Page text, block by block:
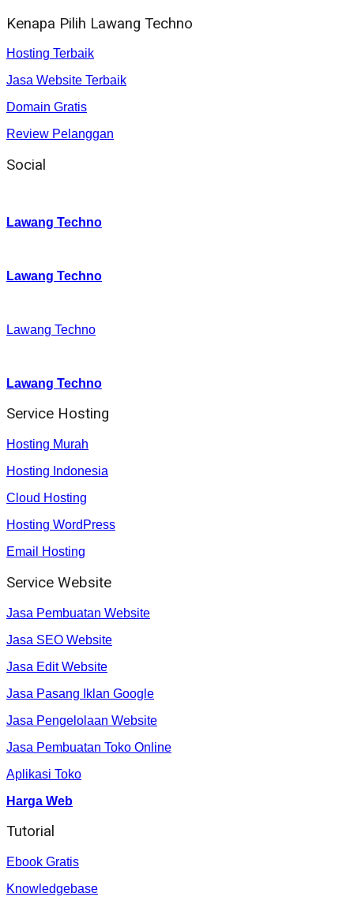
Kenapa Pilih Lawang Techno
Hosting Terbaik
Jasa Website Terbaik
Domain Gratis
Review Pelanggan
Social
Lawang Techno
Lawang Techno
Lawang Techno
Lawang Techno
Service Hosting
Hosting Murah
Hosting Indonesia
Cloud Hosting
Hosting WordPress
Email Hosting
Service Website
Jasa Pembuatan Website
Jasa SEO Website
Jasa Edit Website
Jasa Pasang Iklan Google
Jasa Pengelolaan Website
Jasa Pembuatan Toko Online
Aplikasi Toko
Harga Web
Tutorial
Ebook Gratis
Knowledgebase